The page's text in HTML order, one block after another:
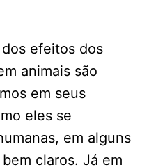
efeitos dos
animais são
em seus
eles se
em alguns
claros. Já em